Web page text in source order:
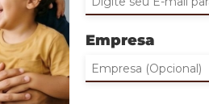
Empresa